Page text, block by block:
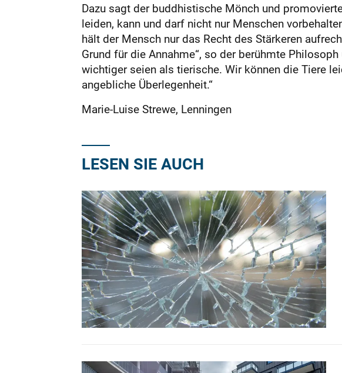
Dazu sagt der buddhistische Mönch und
leiden, kann und darf nicht nur Menschen
hält der Mensch nur das Recht des Stärkeren
Grund für die Annahme“, so der berühmte
wichtiger seien als tierische. Wir können die Tiere
angebliche Überlegenheit.“
Marie-Luise Strewe, Lenningen
LESEN SIE AUCH